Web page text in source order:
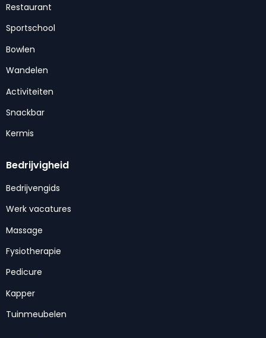
Restaurant
Sportschool
Bowlen
Wandelen
Activiteiten
Snackbar
Kermis
Bedrijvigheid
Bedrijvengids
Werk vacatures
Massage
Fysiotherapie
Pedicure
Kapper
Tuinmeubelen